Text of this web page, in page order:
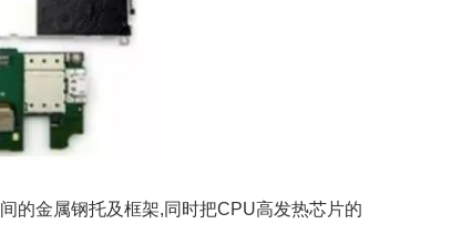
的金属钢托及框架,同时把CPU高发热芯片的